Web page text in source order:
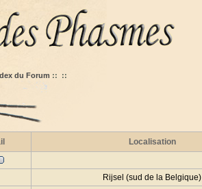
du Forum :: ::
Localisation
Rijsel (sud de la Belgique)